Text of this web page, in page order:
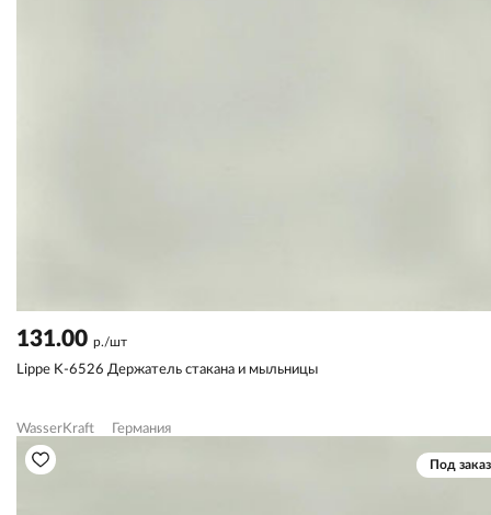
131.00 р./шт
Lippe K-6526 Держатель стакана и мыльницы
WasserKraft Германия
Под заказ